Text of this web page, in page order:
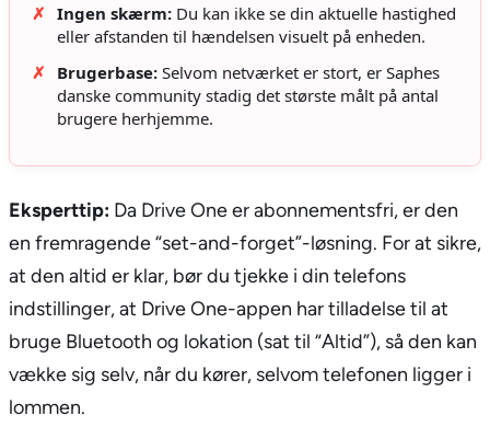
✗ Ingen skærm: Du kan ikke se din aktuelle hastighed
eller afstanden til hændelsen visuelt på enheden.
✗
Brugerbase: Selvom netværket er stort, er Saphes
danske community stadig det største målt på antal
brugere herhjemme.
Eksperttip: Da Drive One er abonnementsfri, er den
en fremragende “set-and-forget”-løsning. For at sikre,
at den altid er klar, bør du tjekke i din telefons
indstillinger, at Drive One-appen har tilladelse til at
bruge Bluetooth og lokation (sat til “Altid”), så den kan
vække sig selv, når du kører, selvom telefonen ligger i
lommen.